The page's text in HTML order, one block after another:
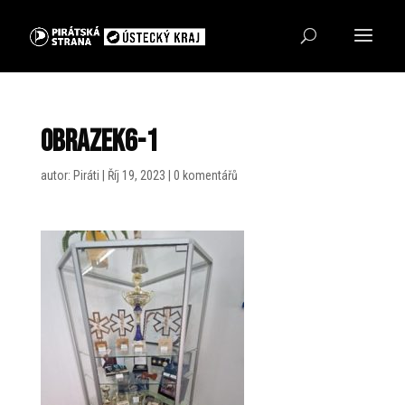
Obrazek6-1
autor: Piráti Říj 19, 2023 0 komentářů